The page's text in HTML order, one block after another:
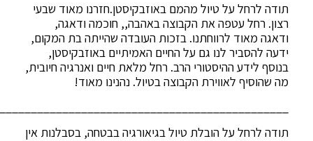
תודה לרחל על טיול מהמם באוזבקיסטן.חזרנו מאוד שבעי
רצון. רחל עטפה את הקבוצה באהבה,, חוכמה ודאגה,
ודאגה מאוד לרווחתנו. בזכות העובדה שהייתה בת המקום,
ידעה להסביר לנו גם על החיים האמיתיים באוזבקיסטן,
בנוסף לידע ההיסטורי הרב. רחל מלאת חיים ואנרגיה חיובית,
מה שהוסיף לאווירת הקבוצה בטיול. נהנינו מאוד!
תודה לרחל על הובלת טיול בגיאורגיה בבטחה, בסבלנות אין